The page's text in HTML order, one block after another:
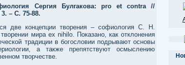
Сергия Булгакова: pro et contra//
– С. 75-88.
две концепции творения – софиология С. Н.
мира ex nihilo. Показано, как отклонения
традиции в богословии подрывают основы
а также препятствуют осмыслению
творчестве.